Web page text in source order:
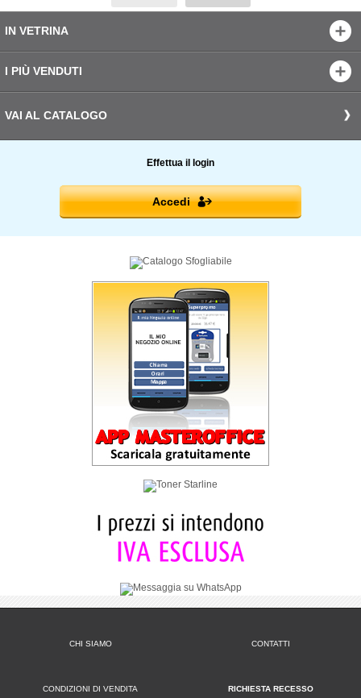
IN VETRINA
I PIÙ VENDUTI
VAI AL CATALOGO
Effettua il login
Accedi
CHI SIAMO CONTATTI
CONDIZIONI DI VENDITA RICHIESTA RECESSO